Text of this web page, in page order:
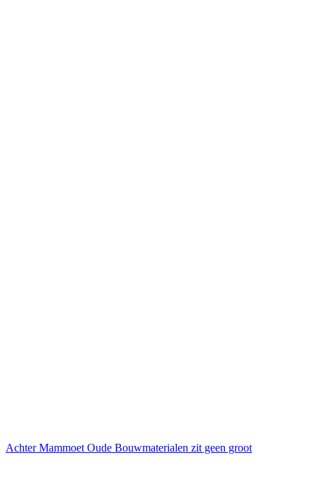
Achter Mammoet Oude Bouwmaterialen zit geen groot